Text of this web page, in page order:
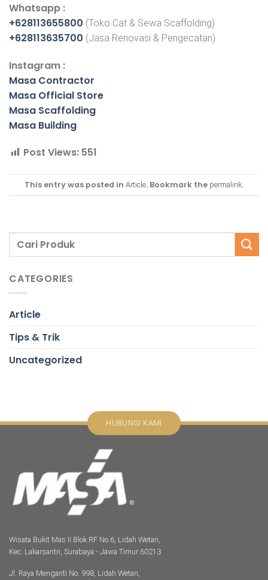
Whatsapp :
+628113655800 (Toko Cat & Sewa Scaffolding)
+628113635700 (Jasa Renovasi & Pengecatan)
Instagram :
Masa Contractor
Masa Official Store
Masa Scaffolding
Masa Building
Post Views: 551
This entry was posted in Article. Bookmark the permalink.
CATEGORIES
Article
Tips & Trik
Uncategorized
Wisata Bukit Mas II Blok RF No.6, Lidah Wetan,
Kec. Lakarsantri, Surabaya - Jawa Timur 60213
Jl. Raya Menganti No. 998, Lidah Wetan,
HUBUNGI KAMI